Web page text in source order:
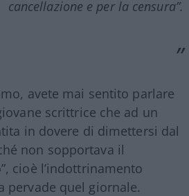
cancellazione e per la censura”.
avete mai sentito parlare
scrittrice che ad un
in dovere di dimettersi dal
non sopportava il
cioè l’indottrinamento
pervade quel giornale.